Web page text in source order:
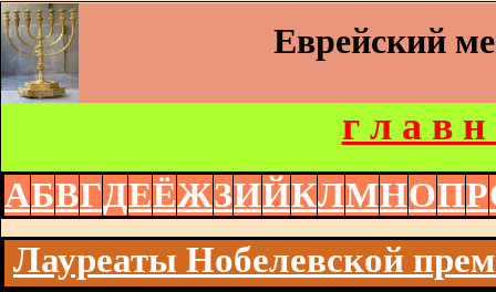
Еврейский
г л а в н
АБВГДЕЁЖЗИЙКЛМНОПР
Лауреаты Нобелевской